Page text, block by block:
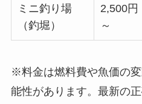
ミニ釣り場
（釣堀）
2,500円
～
※料金は燃料費や魚価の
能性があります。最新の